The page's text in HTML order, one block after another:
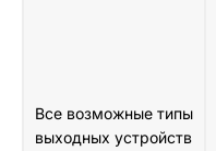
Все возможные типы
выходных устройств